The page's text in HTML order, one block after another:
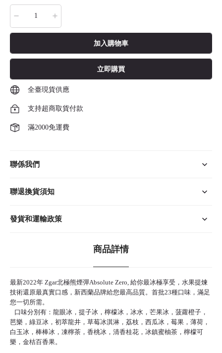
加入購物車
立即購買
全臺現貨供應
支持超商取貨付款
滿2000免運費
聯係我們
聯退換貨須知
發貨和運輸政策
商品詳情
最新2022年 Zgar北極熊煙彈Absolute Zero, 給你最冰極享受，水果提煉
技術還原最真實口感，新西蘭品牌給您最高品質。首批23種口味，滿足
您一切所需。
口味分別有：龍眼冰，提子冰，檸檬冰，冰水，芒果冰，菠蘿橙子，
芭樂，綠豆冰，初萃龍井，草莓冰淇淋，荔枝，西瓜冰，莓果，薄荷，
白玉冰，棒棒冰，凍檸茶，香桃冰，清香桂花，冰鎮蜜柚茶，檸檬可
樂，金桔百香果。